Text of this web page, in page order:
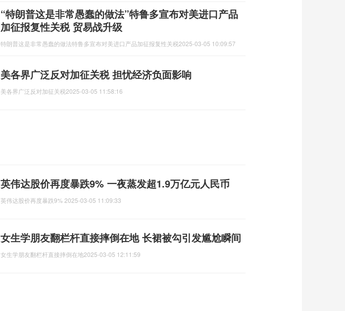
“特朗普这是非常愚蠢的做法”特鲁多宣布对美进口产品
加征报复性关税 贸易战升级
特朗普这是非常愚蠢的做法特鲁多宣布对美进口产品加征报复性关税2025-03-05 10:09:57
美各界广泛反对加征关税 担忧经济负面影响
美各界广泛反对加征关税2025-03-05 11:58:16
英伟达股价再度暴跌9% 一夜蒸发超1.9万亿元人民币
英伟达股价再度暴跌9% 2025-03-05 11:09:33
女生学朋友翻栏杆直接摔倒在地 长裙被勾引发尴尬瞬间
女生学朋友翻栏杆直接摔倒在地2025-03-05 12:11:59